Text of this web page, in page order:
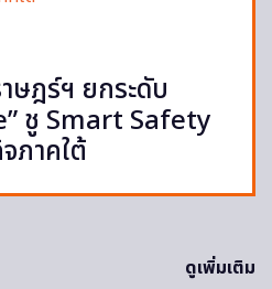
ฎร์ฯ ยกระดับ
ชู Smart Safety
ภาคใต้
ดูเพิ่มเติม